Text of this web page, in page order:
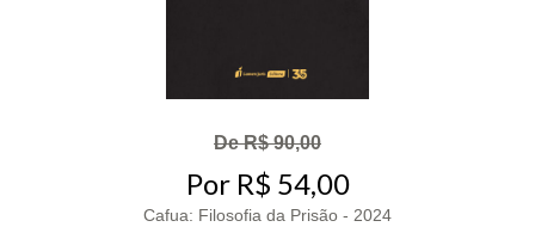
De R$ 90,00
Por R$ 54,00
Cafua: Filosofia da Prisão - 2024